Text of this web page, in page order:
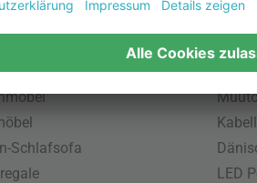
Möbel
Schlafsofa
LED